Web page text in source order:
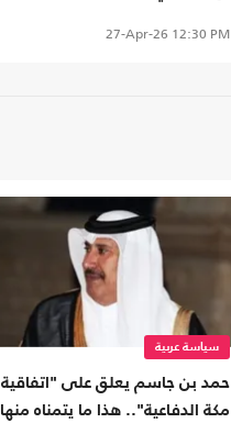
27-Apr-26 12:30 PM
سياسة عربية
حمد بن جاسم يعلق على "اتفاقية
مكة الدفاعية".. هذا ما يتمناه منها